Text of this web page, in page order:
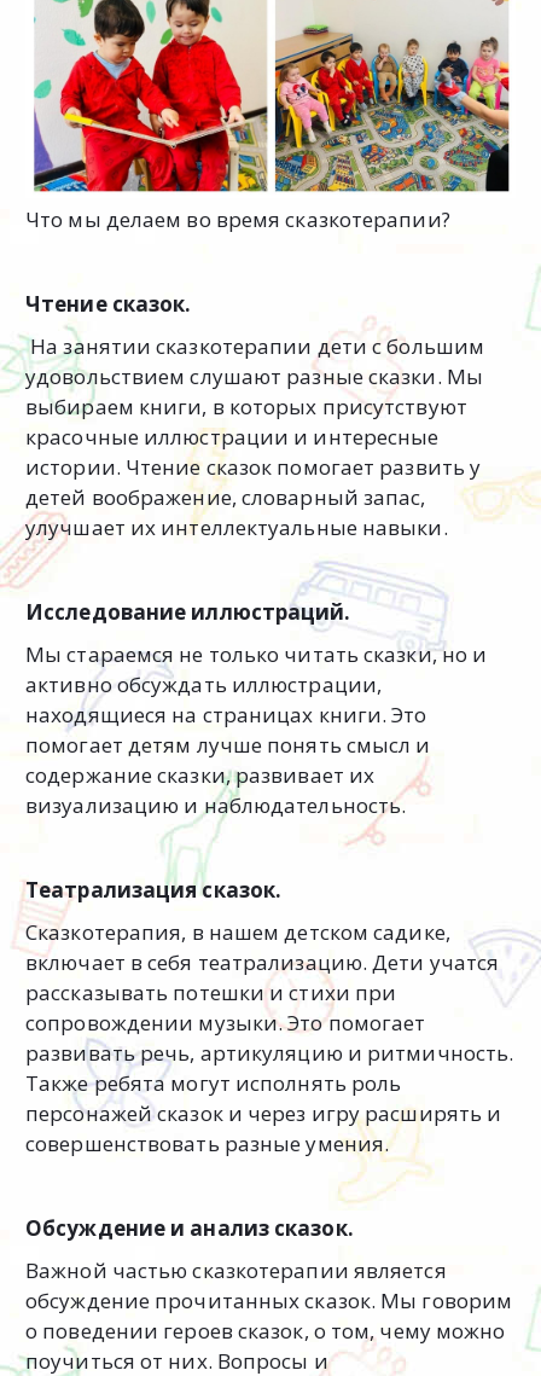
Что мы делаем во время сказкотерапии?
Чтение сказок.
На занятии сказкотерапии дети с большим
удовольствием слушают разные сказки. Мы
выбираем книги, в которых присутствуют
красочные иллюстрации и интересные
истории. Чтение сказок помогает развить у
детей воображение, словарный запас,
улучшает их интеллектуальные навыки.
Исследование иллюстраций.
Мы стараемся не только читать сказки, но и
активно обсуждать иллюстрации,
находящиеся на страницах книги. Это
помогает детям лучше понять смысл и
содержание сказки, развивает их
визуализацию и наблюдательность.
Театрализация сказок.
Сказкотерапия, в нашем детском садике,
включает в себя театрализацию. Дети учатся
рассказывать потешки и стихи при
сопровождении музыки. Это помогает
развивать речь, артикуляцию и ритмичность.
Также ребята могут исполнять роль
персонажей сказок и через игру расширять и
совершенствовать разные умения.
Обсуждение и анализ сказок.
Важной частью сказкотерапии является
обсуждение прочитанных сказок. Мы говорим
о поведении героев сказок, о том, чему можно
поучиться от них. Вопросы и